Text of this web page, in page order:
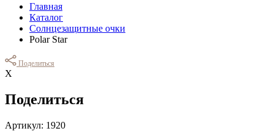
Главная
Каталог
Солнцезащитные очки
Polar Star
Поделиться
Х
Поделиться
Артикул: 1920